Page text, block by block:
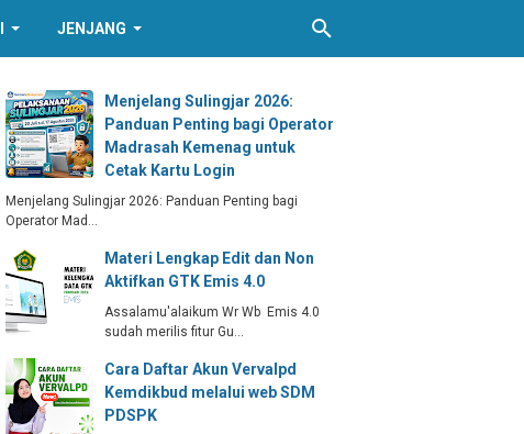
JENJANG
Menjelang Sulingjar 2026:
Panduan Penting bagi Operator
Madrasah Kemenag untuk
Cetak Kartu Login
Menjelang Sulingjar 2026: Panduan Penting bagi
Operator Mad…
Materi Lengkap Edit dan Non
Aktifkan GTK Emis 4.0
Assalamu'alaikum Wr Wb Emis 4.0
sudah merilis fitur Gu…
Cara Daftar Akun Vervalpd
Kemdikbud melalui web SDM
PDSPK